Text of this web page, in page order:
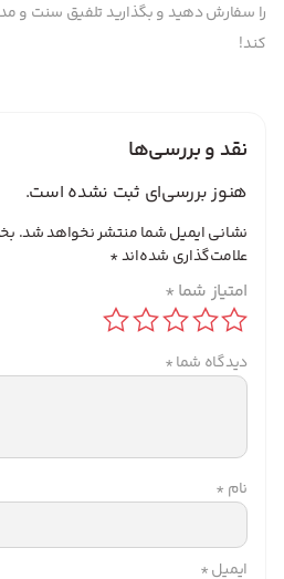
را سفارش دهید و بگذارید تلفیق سنت و
کند!
نقد و بررسی‌ها
هنوز بررسی‌ای ثبت نشده است.
نشانی ایمیل شما منتشر نخواهد شد.
علامت‌گذاری شده‌اند*
امتیاز شما *
دیدگاه شما*
نام *
ایمیل*